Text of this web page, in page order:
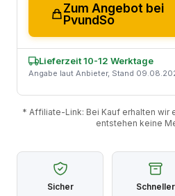
Zum Angebot bei
PvundSo
Lieferzeit 10-12 Werktage
Angabe laut Anbieter, Stand
* Affiliate-Link: Bei Kauf erhalten wir
entstehen keine
Sicher
Schneller